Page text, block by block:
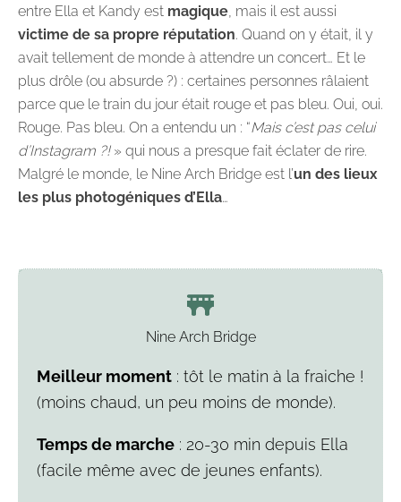
entre Ella et Kandy est magique, mais il est aussi
victime de sa propre réputation. Quand on y était, il y
avait tellement de monde à attendre un concert… Et le
plus drôle (ou absurde ?) : certaines personnes râlaient
parce que le train du jour était rouge et pas bleu. Oui, oui.
Rouge. Pas bleu. On a entendu un : “Mais c’est pas celui
d’Instagram ?! » qui nous a presque fait éclater de rire.
Malgré le monde, le Nine Arch Bridge est l’un des lieux
les plus photogéniques d’Ella…
Nine Arch Bridge
Meilleur moment : tôt le matin à la fraiche !
(moins chaud, un peu moins de monde).
Temps de marche : 20-30 min depuis Ella
(facile même avec de jeunes enfants).